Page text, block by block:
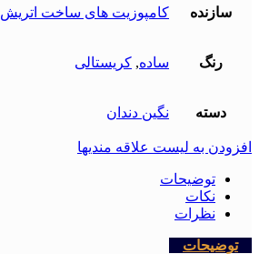
سازنده کامپوزیت های ساخت اتریش
رنگ ساده, کریستالی
دسته نگین دندان
افزودن به لیست علاقه مندیها
توضیحات
نکات
نظرات
توضیحات